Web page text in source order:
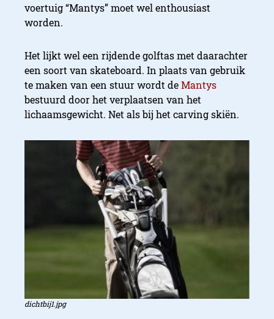
voertuig “Mantys” moet wel enthousiast
worden.
Het lijkt wel een rijdende golftas met daarachter
een soort van skateboard. In plaats van gebruik
te maken van een stuur wordt deMantys
bestuurd door het verplaatsen van het
lichaamsgewicht. Net als bij het carving skiën.
dichtbij1.jpg